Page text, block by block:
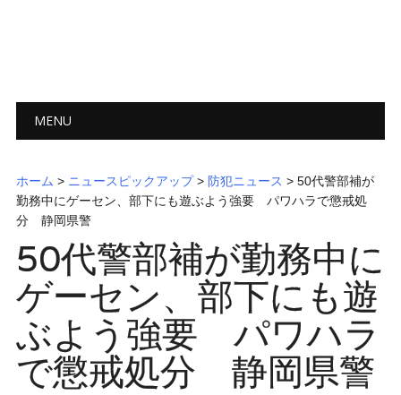
メインメニュー
ツ
へ
ス
キ
ッ
プ
MENU
ホーム > ニュースピックアップ> 防犯ニュース > 50代警部補が
勤務中にゲーセン、部下にも遊ぶよう強要 パワハラで懲戒処
分 静岡県警
50代警部補が勤務中に
ゲーセン、部下にも遊
ぶよう強要 パワハラ
で懲戒処分 静岡県警